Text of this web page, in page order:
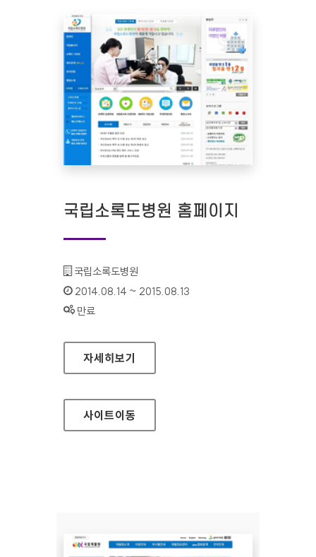
국립소록도병원 홈페이지
기관명 :
국립소록도병원
인증기간 :
2014.08.14 ~ 2015.08.13
상태 :
만료
국립소록도병원 홈페이지
자세히보기
사이트이동